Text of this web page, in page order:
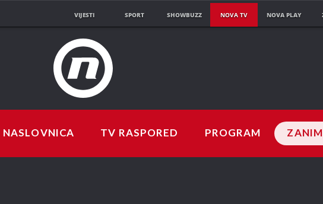
VIJESTI SPORT SHOWBUZZ NOVA TV NOVA PLAY
NASLOVNICA TV RASPORED PROGRAM